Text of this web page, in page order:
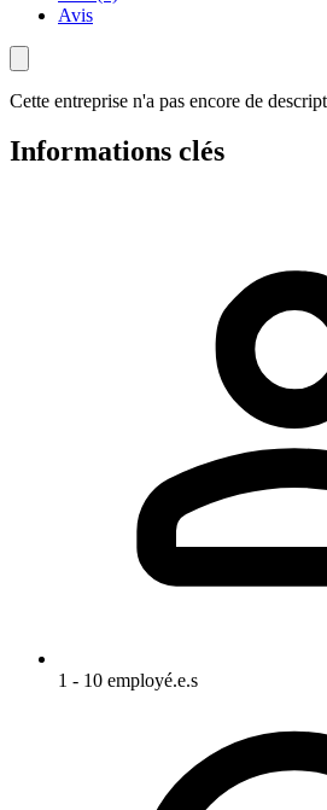
Avis
Cette entreprise n'a pas encore de
Informations clés
1 - 10 employé.e.s